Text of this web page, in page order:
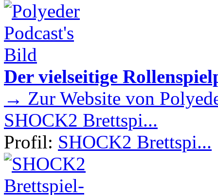
Der vielseitige
→ Zur Website von
SHOCK2 Brettspi...
Profil: SHOCK2 Brettspi...